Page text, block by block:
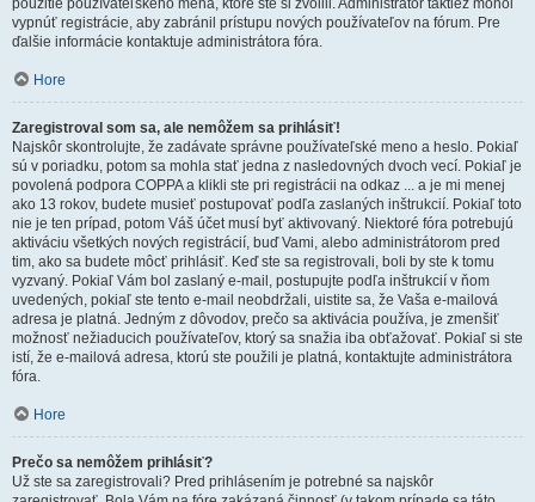
použitie používateľského mena, ktoré ste si zvolili. Administrátor taktiež mohol
vypnúť registrácie, aby zabránil prístupu nových používateľov na fórum. Pre
ďalšie informácie kontaktuje administrátora fóra.
Hore
Zaregistroval som sa, ale nemôžem sa prihlásiť!
Najskôr skontrolujte, že zadávate správne používateľské meno a heslo. Pokiaľ
sú v poriadku, potom sa mohla stať jedna z nasledovných dvoch vecí. Pokiaľ je
povolená podpora COPPA a klikli ste pri registrácii na odkaz ... a je mi menej
ako 13 rokov, budete musieť postupovať podľa zaslaných inštrukcií. Pokiaľ toto
nie je ten prípad, potom Váš účet musí byť aktivovaný. Niektoré fóra potrebujú
aktiváciu všetkých nových registrácií, buď Vami, alebo administrátorom pred
tim, ako sa budete môcť prihlásiť. Keď ste sa registrovali, boli by ste k tomu
vyzvaný. Pokiaľ Vám bol zaslaný e-mail, postupujte podľa inštrukcií v ňom
uvedených, pokiaľ ste tento e-mail neobdržali, uistite sa, že Vaša e-mailová
adresa je platná. Jedným z dôvodov, prečo sa aktivácia používa, je zmenšiť
možnosť nežiaducich používateľov, ktorý sa snažia iba obťažovať. Pokiaľ si ste
istí, že e-mailová adresa, ktorú ste použili je platná, kontaktujte administrátora
fóra.
Hore
Prečo sa nemôžem prihlásiť?
Už ste sa zaregistrovali? Pred prihlásením je potrebné sa najskôr